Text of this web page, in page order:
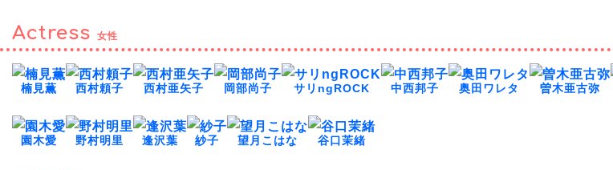
Actress 女性
楠見薫 西村頼子 西村亜矢子 岡部尚子 サリngROCK 中西邦子 奥田ワレタ 曽木亜古弥
園木愛 野村明里 逢沢葉 紗子 望月こはな 谷口茉緒